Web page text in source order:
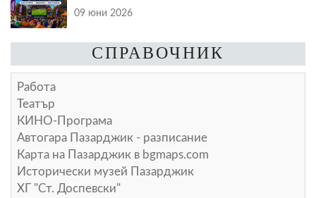
09 юни 2026
СПРАВОЧНИК
Работа
Театър
КИНО-Програма
Автогара Пазарджик - разписание
Карта на Пазарджик в bgmaps.com
Исторически музей Пазарджик
ХГ "Ст. Доспевски"